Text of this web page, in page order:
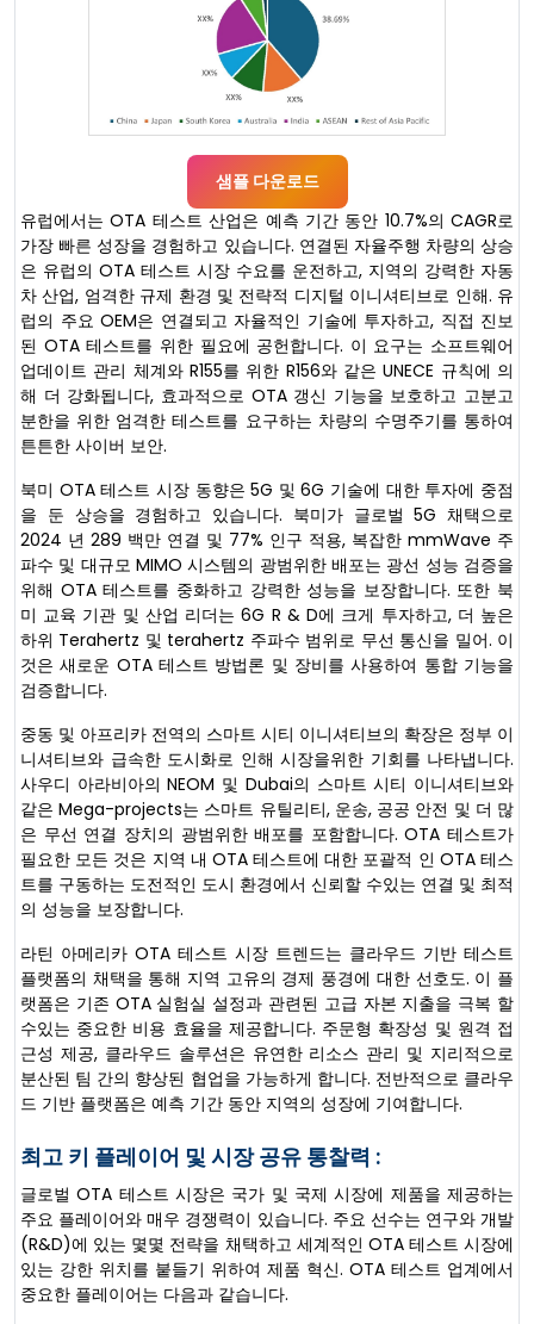
샘플 다운로드
유럽에서는 OTA 테스트 산업은 예측 기간 동안 10.7%의 CAGR로
가장 빠른 성장을 경험하고 있습니다. 연결된 자율주행 차량의 상승
은 유럽의 OTA 테스트 시장 수요를 운전하고, 지역의 강력한 자동
차 산업, 엄격한 규제 환경 및 전략적 디지털 이니셔티브로 인해. 유
럽의 주요 OEM은 연결되고 자율적인 기술에 투자하고, 직접 진보
된 OTA 테스트를 위한 필요에 공헌합니다. 이 요구는 소프트웨어
업데이트 관리 체계와 R155를 위한 R156와 같은 UNECE 규칙에 의
해 더 강화됩니다, 효과적으로 OTA 갱신 기능을 보호하고 고분고
분한을 위한 엄격한 테스트를 요구하는 차량의 수명주기를 통하여
튼튼한 사이버 보안.
북미 OTA 테스트 시장 동향은 5G 및 6G 기술에 대한 투자에 중점
을 둔 상승을 경험하고 있습니다. 북미가 글로벌 5G 채택으로
2024 년 289 백만 연결 및 77% 인구 적용, 복잡한 mmWave 주
파수 및 대규모 MIMO 시스템의 광범위한 배포는 광선 성능 검증을
위해 OTA 테스트를 중화하고 강력한 성능을 보장합니다. 또한 북
미 교육 기관 및 산업 리더는 6G R & D에 크게 투자하고, 더 높은
하위 Terahertz 및 terahertz 주파수 범위로 무선 통신을 밀어. 이
것은 새로운 OTA 테스트 방법론 및 장비를 사용하여 통합 기능을
검증합니다.
중동 및 아프리카 전역의 스마트 시티 이니셔티브의 확장은 정부 이
니셔티브와 급속한 도시화로 인해 시장을위한 기회를 나타냅니다.
사우디 아라비아의 NEOM 및 Dubai의 스마트 시티 이니셔티브와
같은 Mega-projects는 스마트 유틸리티, 운송, 공공 안전 및 더 많
은 무선 연결 장치의 광범위한 배포를 포함합니다. OTA 테스트가
필요한 모든 것은 지역 내 OTA 테스트에 대한 포괄적 인 OTA 테스
트를 구동하는 도전적인 도시 환경에서 신뢰할 수있는 연결 및 최적
의 성능을 보장합니다.
라틴 아메리카 OTA 테스트 시장 트렌드는 클라우드 기반 테스트
플랫폼의 채택을 통해 지역 고유의 경제 풍경에 대한 선호도. 이 플
랫폼은 기존 OTA 실험실 설정과 관련된 고급 자본 지출을 극복 할
수있는 중요한 비용 효율을 제공합니다. 주문형 확장성 및 원격 접
근성 제공, 클라우드 솔루션은 유연한 리소스 관리 및 지리적으로
분산된 팀 간의 향상된 협업을 가능하게 합니다. 전반적으로 클라우
드 기반 플랫폼은 예측 기간 동안 지역의 성장에 기여합니다.
최고 키 플레이어 및 시장 공유 통찰력 :
글로벌 OTA 테스트 시장은 국가 및 국제 시장에 제품을 제공하는
주요 플레이어와 매우 경쟁력이 있습니다. 주요 선수는 연구와 개발
(R&D)에 있는 몇몇 전략을 채택하고 세계적인 OTA 테스트 시장에
있는 강한 위치를 붙들기 위하여 제품 혁신. OTA 테스트 업계에서
중요한 플레이어는 다음과 같습니다.